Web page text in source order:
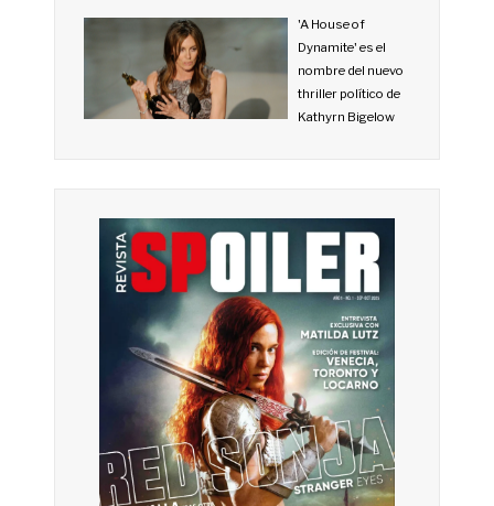
'A House of
Dynamite' es el
nombre del nuevo
thriller político de
Kathyrn Bigelow